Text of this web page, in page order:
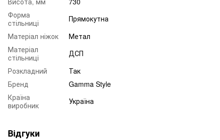
Форма
стільниці
Прямокутна
Матеріал ніжок
Метал
Матеріал
стільниці
ДСП
Розкладний
Так
Бренд
Gamma Style
Країна
виробник
Україна
Відгуки